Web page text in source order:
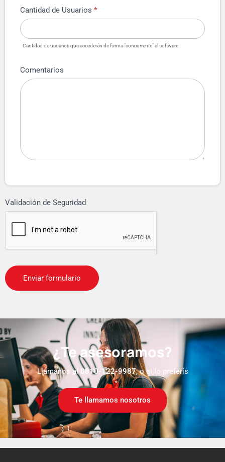
Cantidad de Usuarios *
Cantidad de usuarios que accederán de forma "concurrente" al software.
Comentarios
Validación de Seguridad
¿Te asesoramos?
Llamanos al 0810-122-9987, o si lo preferís
Te llamamos nosotros